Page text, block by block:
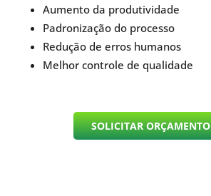
Aumento da produtividade
Padronização do processo
Redução de erros humanos
Melhor controle de qualidade
SOLICITAR ORÇAMENTO